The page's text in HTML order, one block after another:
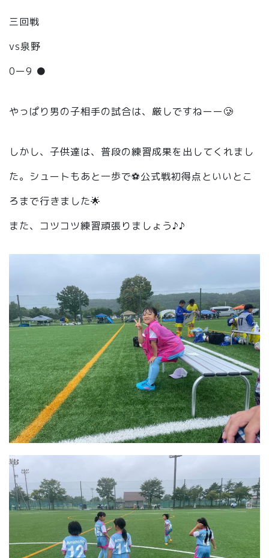
三回戦
vs泉野
0ー9 ●
やっぱり男の子相手の試合は、厳しですねーー🥲
しかし、子供達は、普段の練習成果を出してくれまし
た。シュートもあと一歩で⚽️公式戦初得点といいとこ
ろまで行きました🌟
また、コツコツ練習頑張りましょう♪♪